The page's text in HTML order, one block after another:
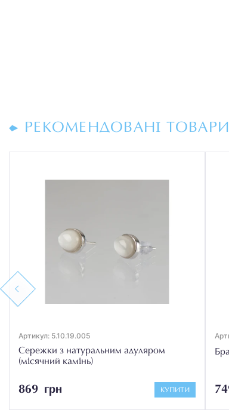
РЕКОМЕНДОВАНІ ТОВАРИ
Previous
Артикул: 5.10.19.005
Сережки з натуральним адуляром
(місячний камінь)
869 грн КУПИТИ